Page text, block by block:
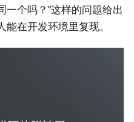
一个吗？"这样的问题给出
在开发环境里复现。